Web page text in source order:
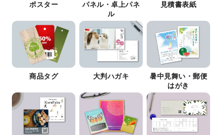
ポスター
パネル・卓上パネ
ル
見積書表紙
商品タグ 大判ハガキ
暑中見舞い・郵便
はがき